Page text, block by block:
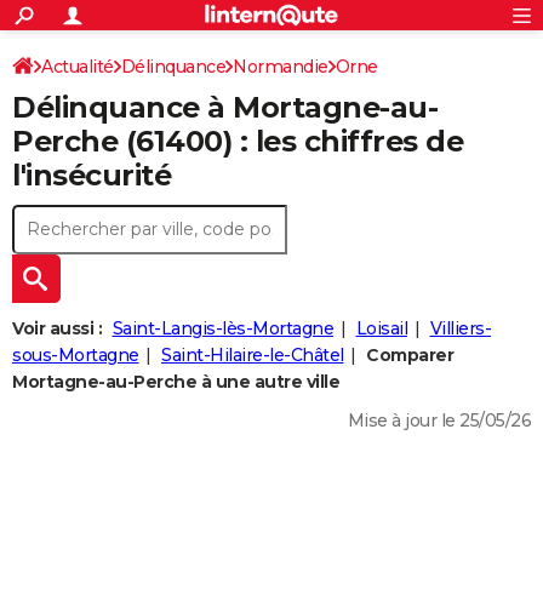
ACTUALITÉS
Politique
Société
Faits Divers
Education
Monde
Villes
+
SPORT
Coupe du monde 2026
Football
Tennis
Cyclisme
Rugby
Forum
CULTURE
Programme TV
TNT
Streaming
Cinéma
Sorties cinéma
Musique
+FINANCE
Retraite
Impôts
Epargne
Immobilier
Risques naturels par ville
Banque
Assurance
CréditAUTO
Essais
Réserver un essai
Citadines
Berlines
SUV
Forum auto
+HIGH-TECH
Mobiles
Meilleur smartphone
Internet
Ordinateurs
Jeux vidéo
Guide high-tech
+
BRICOLAGE
Forum
Aménagement intérieur
Extérieur
Cuisine
Salle de bains
Jardinage
Rangement
+ WEEK-END
S'inscrire
Connexion
Actualité Délinquance Normandie Orne
Mortagne-au-Perche
Délinquance à Mortagne-au-
Perche(61400) : les chiffres de
l'insécurité
Voir aussi : Saint-Langis-lès-Mortagne Loisail
Villiers-
sous-Mortagne
Saint-Hilaire-le-Châtel
Comparer
Mortagne-au-Perche à une autre ville
Mise à jour le 25/05/26